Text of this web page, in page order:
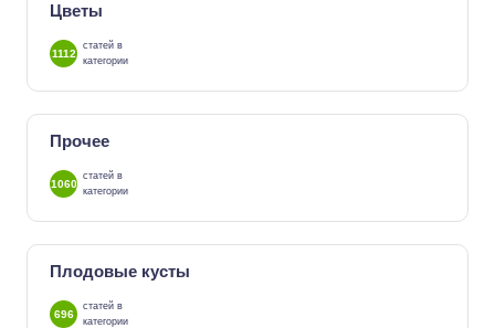
Цветы
1112
статей в
категории
Прочее
1060
статей в
категории
Плодовые кусты
696
статей в
категории